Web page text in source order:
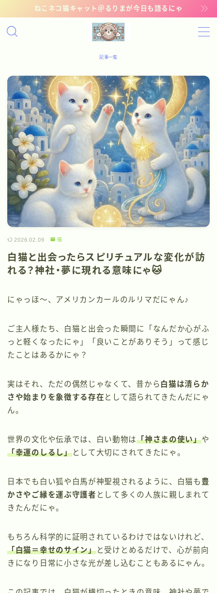
ねこネコ猫キャット＠るりまが今日も語るにゃ
MENU
管理猫ギャラリー
お問い合わせ
記事一覧
2026.02.09 猫
白猫と出会ったらスピリチュアルな変化が訪
れる？神社・夢に現れる意味にゃ🐱
にゃっほ〜、アメリカンカールのルリマだにゃん♪
ご主人様たち、白猫と出会った瞬間に「なんだか心がふ
っと軽くなったにゃ」「良いことがありそう」って感じ
たことはあるかにゃ？
実はそれ、ただの偶然じゃなくて、昔から 白猫は清らか
さや始まりを象徴する存在 として語られてきたんだにゃ
ん。
世界の文化や伝承では、白い動物は「神さまの使い」や
「幸運のしるし」として大切にされてきたにゃ。
日本でも白い狐や白馬が神聖視されるように、白猫も 豊
かさやご縁を運ぶ守護者 として多くの人族に親しまれて
きたんだにゃ。
もちろん科学的に証明されているわけではないけれど、
「白猫＝幸せのサイン」と受けとめるだけで、心が前向
きになり日常に小さな光が差し込むこともあるにゃん。